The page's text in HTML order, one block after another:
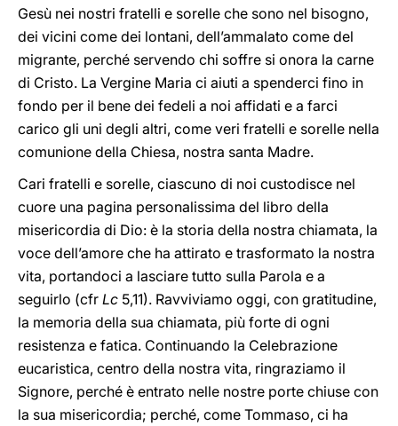
Gesù nei nostri fratelli e sorelle che sono nel bisogno,
dei vicini come dei lontani, dell’ammalato come del
migrante, perché servendo chi soffre si onora la carne
di Cristo. La Vergine Maria ci aiuti a spenderci fino in
fondo per il bene dei fedeli a noi affidati e a farci
carico gli uni degli altri, come veri fratelli e sorelle nella
comunione della Chiesa, nostra santa Madre.
Cari fratelli e sorelle, ciascuno di noi custodisce nel
cuore una pagina personalissima del libro della
misericordia di Dio: è la storia della nostra chiamata, la
voce dell’amore che ha attirato e trasformato la nostra
vita, portandoci a lasciare tutto sulla Parola e a
seguirlo (cfr Lc 5,11). Ravviviamo oggi, con gratitudine,
la memoria della sua chiamata, più forte di ogni
resistenza e fatica. Continuando la Celebrazione
eucaristica, centro della nostra vita, ringraziamo il
Signore, perché è entrato nelle nostre porte chiuse con
la sua misericordia; perché, come Tommaso, ci ha